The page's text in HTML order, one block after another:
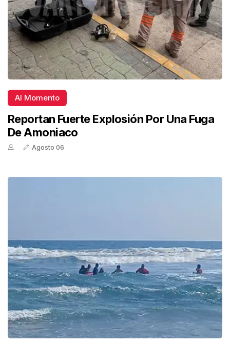
Al Momento
Reportan Fuerte Explosión Por Una Fuga
De Amoniaco
Agosto 06